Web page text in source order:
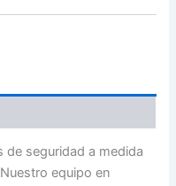
de seguridad a medida
equipo en